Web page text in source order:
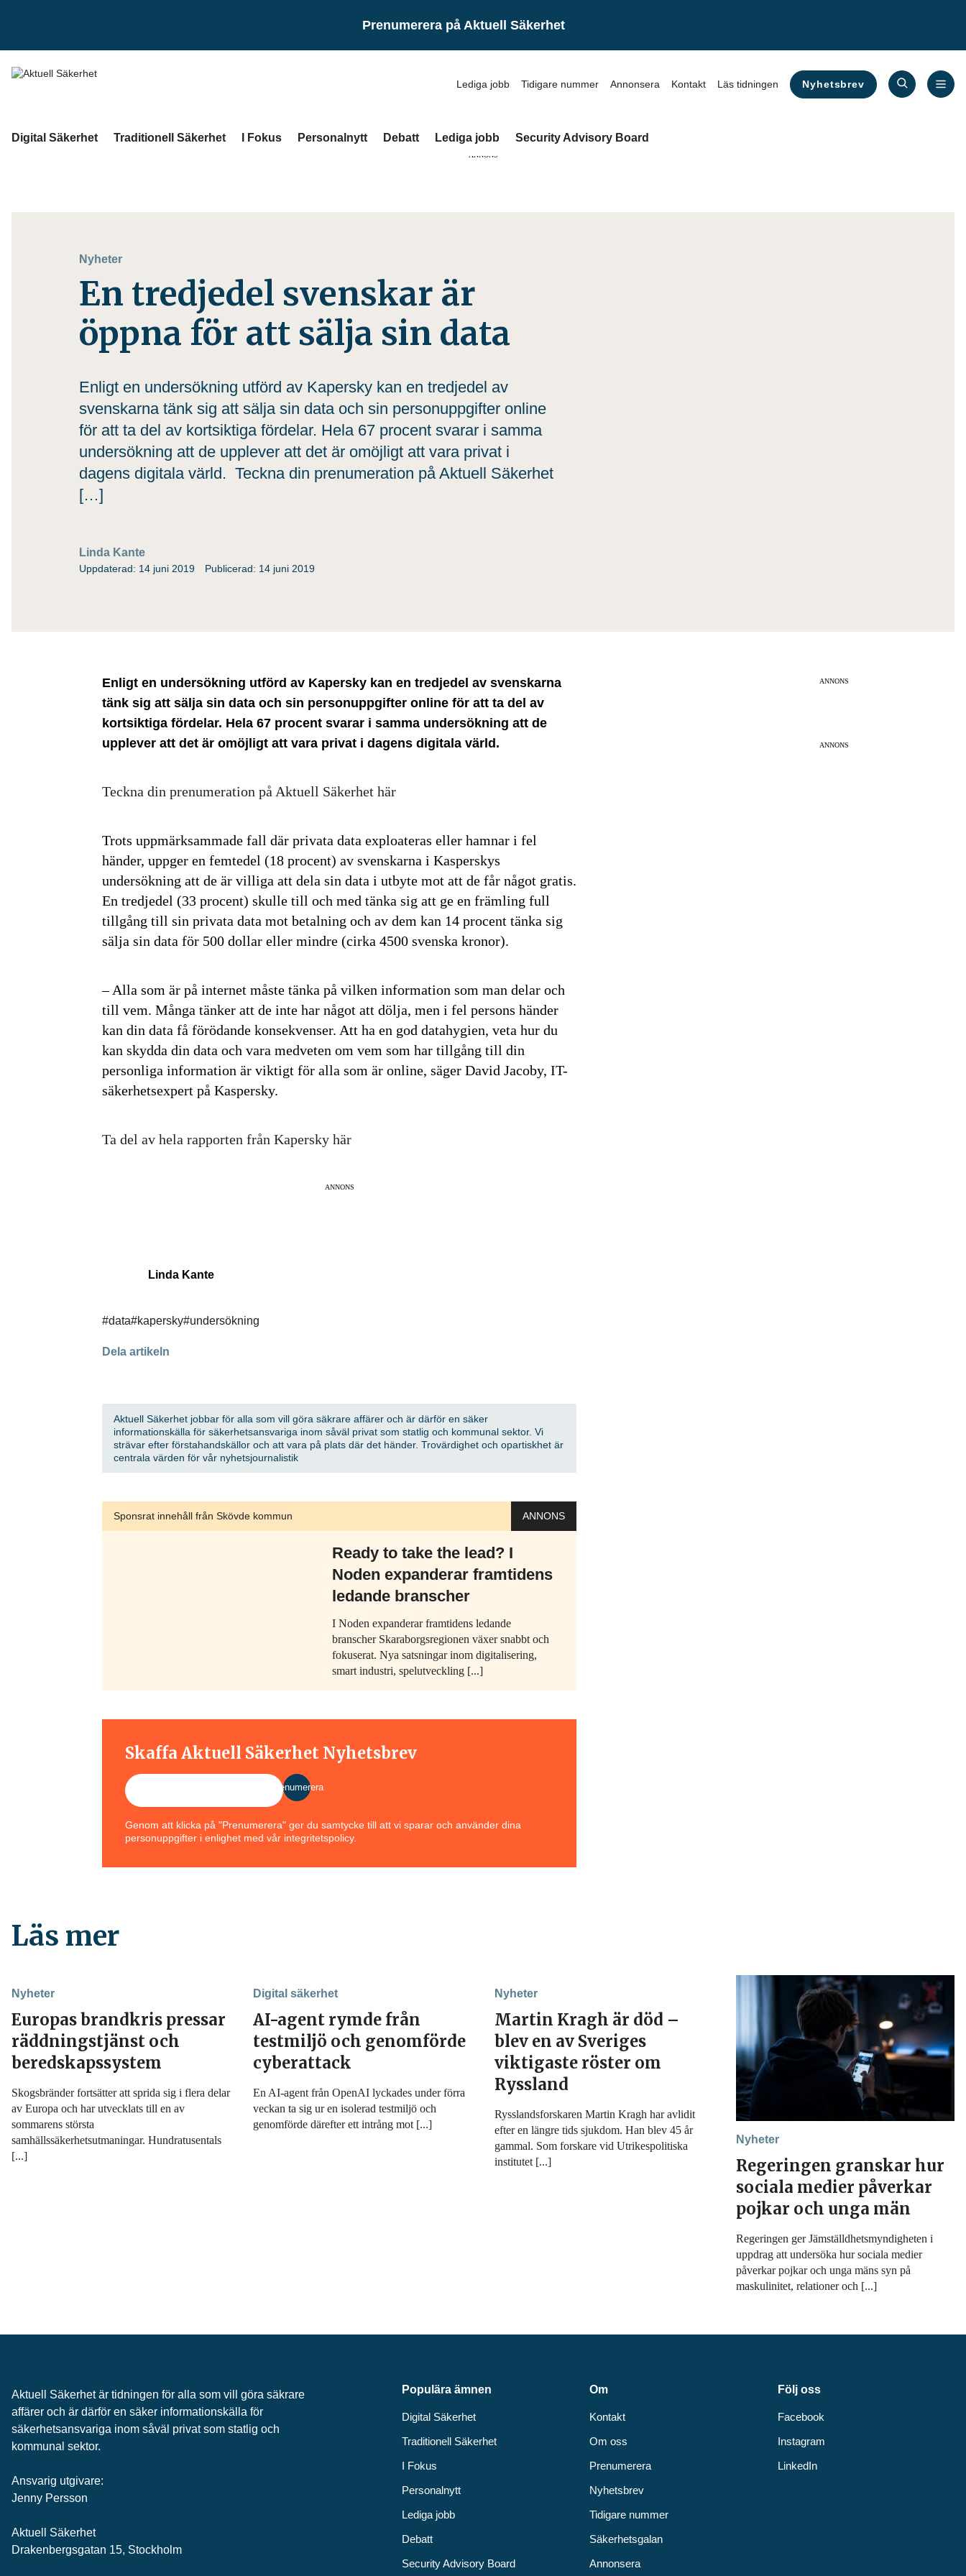
Prenumerera på Aktuell Säkerhet
Lediga jobb Tidigare nummer Annonsera Kontakt Läs tidningen Nyhetsbrev
Digital Säkerhet Traditionell Säkerhet I Fokus Personalnytt Debatt Lediga jobb Security Advisory Board
ANNONS
Nyheter
En tredjedel svenskar är
öppna för att sälja sin data
Enligt en undersökning utförd av Kapersky kan en tredjedel av
svenskarna tänk sig att sälja sin data och sin personuppgifter online
för att ta del av kortsiktiga fördelar. Hela 67 procent svarar i samma
undersökning att de upplever att det är omöjligt att vara privat i
dagens digitala värld. Teckna din prenumeration på Aktuell Säkerhet
[…]
Linda Kante
Uppdaterad: 14 juni 2019 Publicerad: 14 juni 2019
Enligt en undersökning utförd av Kapersky kan en tredjedel av svenskarna
tänk sig att sälja sin data och sin personuppgifter online för att ta del av
kortsiktiga fördelar. Hela 67 procent svarar i samma undersökning att de
upplever att det är omöjligt att vara privat i dagens digitala värld.
Teckna din prenumeration på Aktuell Säkerhet här
Trots uppmärksammade fall där privata data exploateras eller hamnar i fel
händer, uppger en femtedel (18 procent) av svenskarna i Kasperskys
undersökning att de är villiga att dela sin data i utbyte mot att de får något gratis.
En tredjedel (33 procent) skulle till och med tänka sig att ge en främling full
tillgång till sin privata data mot betalning och av dem kan 14 procent tänka sig
sälja sin data för 500 dollar eller mindre (cirka 4500 svenska kronor).
– Alla som är på internet måste tänka på vilken information som man delar och
till vem. Många tänker att de inte har något att dölja, men i fel persons händer
kan din data få förödande konsekvenser. Att ha en god datahygien, veta hur du
kan skydda din data och vara medveten om vem som har tillgång till din
personliga information är viktigt för alla som är online, säger David Jacoby, IT-
säkerhetsexpert på Kaspersky.
Ta del av hela rapporten från Kapersky här
ANNONS
Linda Kante
#data#kapersky#undersökning
Dela artikeln
Aktuell Säkerhet jobbar för alla som vill göra säkrare affärer och är därför en säker
informationskälla för säkerhetsansvariga inom såväl privat som statlig och kommunal sektor. Vi
strävar efter förstahandskällor och att vara på plats där det händer. Trovärdighet och opartiskhet är
centrala värden för vår nyhetsjournalistik
Sponsrat innehåll från Skövde kommun ANNONS
Ready to take the lead? I
Noden expanderar framtidens
ledande branscher
I Noden expanderar framtidens ledande
branscher Skaraborgsregionen växer snabbt och
fokuserat. Nya satsningar inom digitalisering,
smart industri, spelutveckling [...]
Skaffa Aktuell Säkerhet Nyhetsbrev
Prenumerera
Genom att klicka på "Prenumerera" ger du samtycke till att vi sparar och använder dina
personuppgifter i enlighet med vår integritetspolicy.
ANNONS
ANNONS
Läs mer
Nyheter
Europas brandkris pressar
räddningstjänst och
beredskapssystem
Skogsbränder fortsätter att sprida sig i flera delar
av Europa och har utvecklats till en av
sommarens största
samhällssäkerhetsutmaningar. Hundratusentals
[...]
Digital säkerhet
AI-agent rymde från
testmiljö och genomförde
cyberattack
En AI-agent från OpenAI lyckades under förra
veckan ta sig ur en isolerad testmiljö och
genomförde därefter ett intrång mot [...]
Nyheter
Martin Kragh är död –
blev en av Sveriges
viktigaste röster om
Ryssland
Rysslandsforskaren Martin Kragh har avlidit
efter en längre tids sjukdom. Han blev 45 år
gammal. Som forskare vid Utrikespolitiska
institutet [...]
Nyheter
Regeringen granskar hur
sociala medier påverkar
pojkar och unga män
Regeringen ger Jämställdhetsmyndigheten i
uppdrag att undersöka hur sociala medier
påverkar pojkar och unga mäns syn på
maskulinitet, relationer och [...]
Aktuell Säkerhet är tidningen för alla som vill göra säkrare
affärer och är därför en säker informationskälla för
säkerhets­ansvariga inom såväl privat som statlig och
kommunal sektor.
Ansvarig utgivare:
Jenny Persson
Aktuell Säkerhet
Drakenbergsgatan 15, Stockholm
Populära ämnen
Digital Säkerhet
Traditionell Säkerhet
I Fokus
Personalnytt
Lediga jobb
Debatt
Security Advisory Board
Om
Kontakt
Om oss
Prenumerera
Nyhetsbrev
Tidigare nummer
Säkerhetsgalan
Annonsera
Följ oss
Facebook
Instagram
LinkedIn
säkerhetsinformationen
Prenumerera
Genom att klicka på "Prenumerera" ger du samtycke till att vi
sparar och använder dina personuppgifter i enlighet med vår
integritetspolicy.